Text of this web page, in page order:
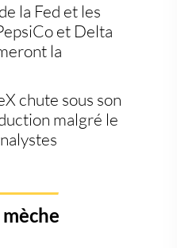
la Fed et les
et Delta
la
chute sous son
malgré le